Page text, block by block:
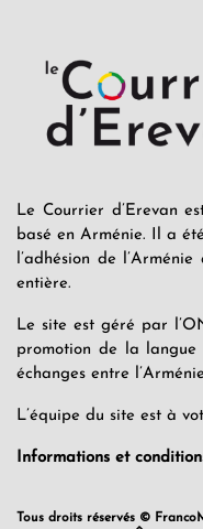
Le Courrier d’Erevan
basé en Arménie. Il a
l’adhésion de
entière.
Le site est géré par
promotion de la
échanges entre
L’équipe du site est à
Informations et
Tous droits réservés ©